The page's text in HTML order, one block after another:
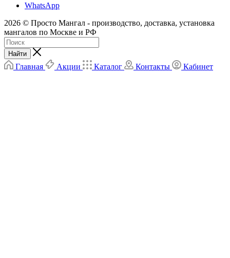
WhatsApp
2026 © Просто Мангал - производство, доставка, установка
мангалов по Москве и РФ
Найти
Главная Акции Каталог Контакты Кабинет